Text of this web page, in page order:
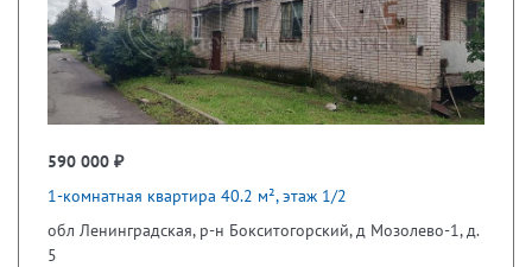
590 000 ₽
1-комнатная квартира 40.2 м², этаж 1/2
обл Ленинградская, р-н Бокситогорский, д Мозолево-1, д.
5